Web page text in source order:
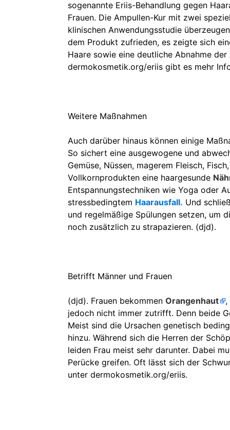
sogenannte Eriis-Behandlung gegen
Frauen. Die Ampullen-Kur mit zwei
klinischen Anwendungsstudie
dem Produkt zufrieden, es zeigte sich
Haare sowie eine deutliche Abnahme
dermokosmetik.org/eriis gibt es mehr
Weitere Maßnahmen
Auch darüber hinaus können einige
So sichert eine ausgewogene und
Gemüse, Nüssen, magerem Fleisch,
Vollkornprodukten eine haargesunde
Entspannungstechniken wie Yoga oder
stressbedingtem Haarausfall. Und
und regelmäßige Spülungen setzen, um
noch zusätzlich zu strapazieren. (djd).
Betrifft Männer und Frauen
(djd). Frauen bekommen Orangenhaut
,
jedoch nicht immer zutrifft. Denn beide
Meist sind die Ursachen genetisch
hinzu. Während sich die Herren der
leiden Frau meist sehr darunter. Dabei
Perücke greifen. Oft lässt sich der
unter dermokosmetik.org/eriis.